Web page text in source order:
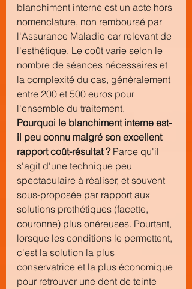
blanchiment interne est un acte hors
nomenclature, non remboursé par
l'Assurance Maladie car relevant de
l'esthétique. Le coût varie selon le
nombre de séances nécessaires et
la complexité du cas, généralement
entre 200 et 500 euros pour
l'ensemble du traitement.
Pourquoi le blanchiment interne est-
il peu connu malgré son excellent
rapport coût-résultat ? Parce qu'il
s'agit d'une technique peu
spectaculaire à réaliser, et souvent
sous-proposée par rapport aux
solutions prothétiques (facette,
couronne) plus onéreuses. Pourtant,
lorsque les conditions le permettent,
c'est la solution la plus
conservatrice et la plus économique
pour retrouver une dent de teinte